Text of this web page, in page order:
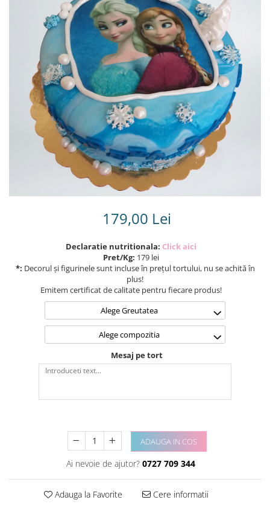
Torturi in frosting- crema pentru
Torturi cu flori
Tortulețe 1.7 kg - 2 kg
179,00 Lei
Declaratie nutritionala: Click aici
Pret/Kg: 179 lei
*: Decorul și figurinele sunt incluse în prețul tortului, nu se achită în
plus!
Emitem certificat de calitate pentru fiecare produs!
Alege Greutatea
Alege compozitia
Mesaj pe tort
ADAUGA IN COS
Ai nevoie de ajutor? 0727 709 344
Adauga la Favorite Cere informatii